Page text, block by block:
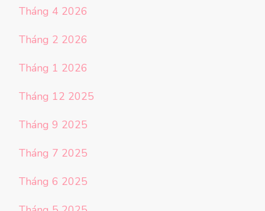
Tháng 4 2026
Tháng 2 2026
Tháng 1 2026
Tháng 12 2025
Tháng 9 2025
Tháng 7 2025
Tháng 6 2025